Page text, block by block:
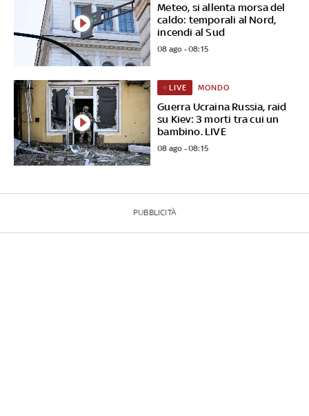
Meteo, si allenta morsa del
caldo: temporali al Nord,
incendi al Sud
08 ago - 08:15
Guerra Ucraina Russia, raid
su Kiev: 3 morti tra cui un
bambino. LIVE
LIVE MONDO
08 ago - 08:15
PUBBLICITÀ